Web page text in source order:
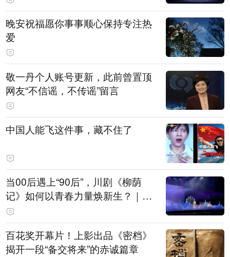
晚安祝福愿你事事顺心保持专注热
爱
敬一丹个人账号更新，此前曾置顶
网友“不信谣，不传谣”留言
中国人能飞这件事，藏不住了
当00后遇上“90后”，川剧《柳荫
记》如何以青春力量焕新生？｜文
化观察
百花奖开幕片！上影出品《密档》
揭开一段“备交将来”的赤诚篇章